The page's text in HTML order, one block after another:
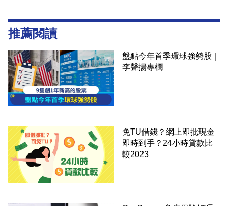
推薦閱讀
盤點今年首季環球強勢股｜
李聲揚專欄
免TU借錢？網上即批現金
即時到手？24小時貸款比
較2023